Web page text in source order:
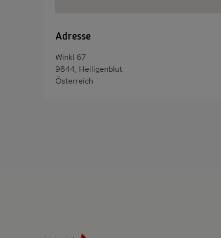
Adresse
Winkl 67
9844, Heiligenblut
Österreich